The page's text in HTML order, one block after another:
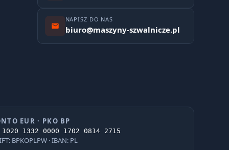
NAPISZ DO NAS
biuro@maszyny-szwalnicze.pl
EUR · PKO BP
1332 0000 1702 0814 2715
BPKOPLPW · IBAN: PL